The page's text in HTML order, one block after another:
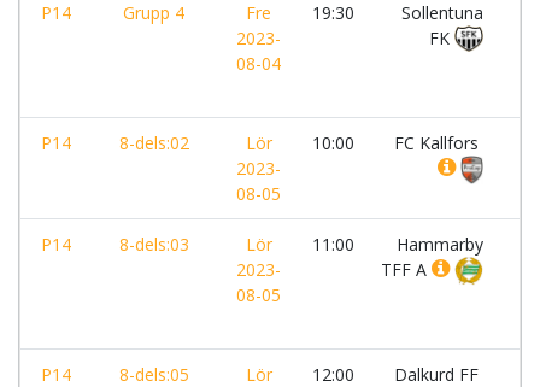
P14 Grupp 4
Fre
2023-
08-04
19:30
Sollentuna
FK
P14 8-dels:02
Lör
2023-
08-05
10:00 FC Kallfors
P14 8-dels:03
Lör
2023-
08-05
11:00
Hammarby
TFF A
P14 8-dels:05
Lör
12:00 Dalkurd FF